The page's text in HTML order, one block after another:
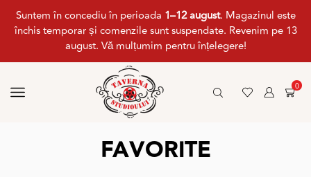
Suntem în concediu în perioada 1–12 august. Magazinul este
închis temporar și comenzile sunt suspendate. Revenim pe 13
august. Vă mulțumim pentru înțelegere!
0
FAVORITE